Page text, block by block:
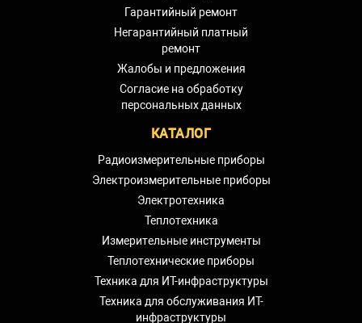
Гарантийный ремонт
Негарантийный платный
ремонт
Жалобы и предложения
Согласие на обработку
персональных данных
КАТАЛОГ
Радиоизмерительные приборы
Электроизмерительные приборы
Электротехника
Теплотехника
Измерительные инструменты
Теплотехнические приборы
Техника для ИТ-инфраструктуры
Техника для обслуживания ИТ-
инфраструктуры